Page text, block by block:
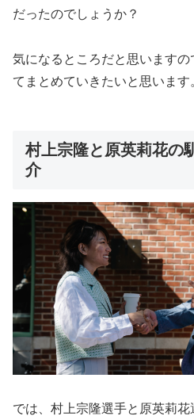
だったのでしょうか？
気になるところだと思います
てまとめていきたいと思います
村上宗隆と原英莉花の
介
では、村上宗隆選手と原英莉